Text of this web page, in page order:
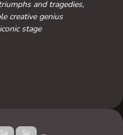
and tragedies,
creative genius
stage
Sa So